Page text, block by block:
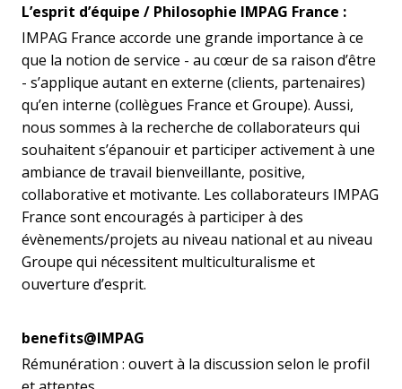
L’esprit d’équipe / Philosophie IMPAG France :
IMPAG France accorde une grande importance à ce
que la notion de service - au cœur de sa raison d’être
- s’applique autant en externe (clients, partenaires)
qu’en interne (collègues France et Groupe). Aussi,
nous sommes à la recherche de collaborateurs qui
souhaitent s’épanouir et participer activement à une
ambiance de travail bienveillante, positive,
collaborative et motivante. Les collaborateurs IMPAG
France sont encouragés à participer à des
évènements/projets au niveau national et au niveau
Groupe qui nécessitent multiculturalisme et
ouverture d’esprit.
benefits@IMPAG
Rémunération : ouvert à la discussion selon le profil